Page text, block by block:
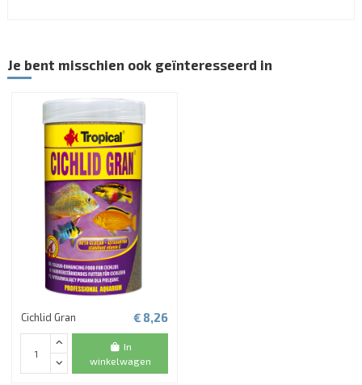
Je bent misschien ook geïnteresseerd in
Cichlid Gran € 8,26
In
winkelwagen